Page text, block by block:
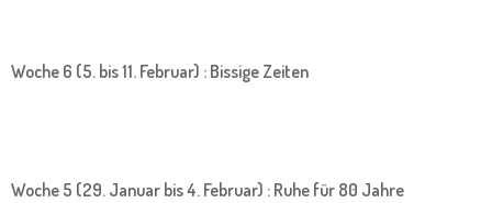
Woche 6 (5. bis 11. Februar) : Bissige Zeiten
Woche 5 (29. Januar bis 4. Februar) : Ruhe für 80 Jahre